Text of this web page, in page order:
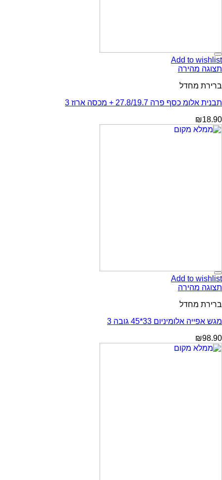
Add to wishlist
תצוגה מהירה
ברירת מחדל
תבנית אלומ כסף פרה 27.8/19.7 + מכסה ארוז 3
₪18.90
Add to wishlist
תצוגה מהירה
ברירת מחדל
מגש אפייה אלומיניום 33*45 גובה 3
₪98.90